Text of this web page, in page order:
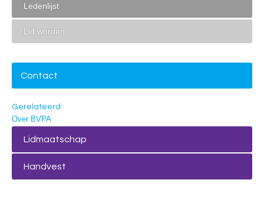
Ledenlijst
Lid worden
Contact
Gerelateerd
Over BVPA
Lidmaatschap
Handvest